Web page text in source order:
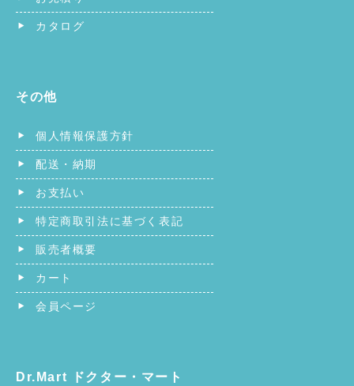
カタログ
その他
個人情報保護方針
配送・納期
お支払い
特定商取引法に基づく表記
販売者概要
カート
会員ページ
Dr.Mart ドクター・マート